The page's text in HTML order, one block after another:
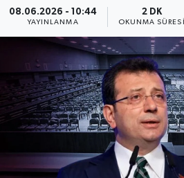
08.06.2026 - 10:44
YAYINLANMA
2 DK
OKUNMA SÜRESI
Resmi Reklam
Röportajlar